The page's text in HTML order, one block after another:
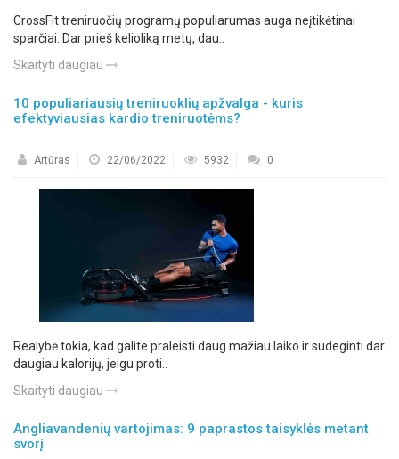
CrossFit treniruočių programų populiarumas auga neįtikėtinai
sparčiai. Dar prieš kelioliką metų, dau..
Skaityti daugiau
10 populiariausių treniruoklių apžvalga - kuris
efektyviausias kardio treniruotėms?
Artūras 22/06/2022 5932 0
Realybė tokia, kad galite praleisti daug mažiau laiko ir sudeginti dar
daugiau kalorijų, jeigu proti..
Skaityti daugiau
Angliavandenių vartojimas: 9 paprastos taisyklės metant
svorį